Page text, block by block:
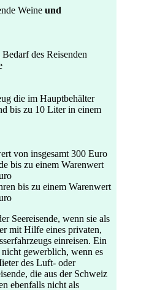
Weine und
des Reisenden
die im Hauptbehälter
bis zu 10 Liter in einem
von insgesamt 300 Euro
bis zu einem Warenwert
bis zu einem Warenwert
Seereisende, wenn sie als
mit Hilfe eines privaten,
einreisen. Ein
gewerblich, wenn es
des Luft- oder
die aus der Schweiz
ebenfalls nicht als